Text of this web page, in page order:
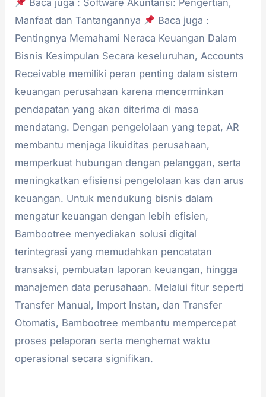
Baca juga : Software Akuntansi: Pengertian,
Manfaat dan Tantangannya
Baca juga :
Pentingnya Memahami Neraca Keuangan Dalam
Bisnis Kesimpulan Secara keseluruhan, Accounts
Receivable memiliki peran penting dalam sistem
keuangan perusahaan karena mencerminkan
pendapatan yang akan diterima di masa
mendatang. Dengan pengelolaan yang tepat, AR
membantu menjaga likuiditas perusahaan,
memperkuat hubungan dengan pelanggan, serta
meningkatkan efisiensi pengelolaan kas dan arus
keuangan. Untuk mendukung bisnis dalam
mengatur keuangan dengan lebih efisien,
Bambootree menyediakan solusi digital
terintegrasi yang memudahkan pencatatan
transaksi, pembuatan laporan keuangan, hingga
manajemen data perusahaan. Melalui fitur seperti
Transfer Manual, Import Instan, dan Transfer
Otomatis, Bambootree membantu mempercepat
proses pelaporan serta menghemat waktu
operasional secara signifikan.